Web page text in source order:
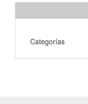
Categorías